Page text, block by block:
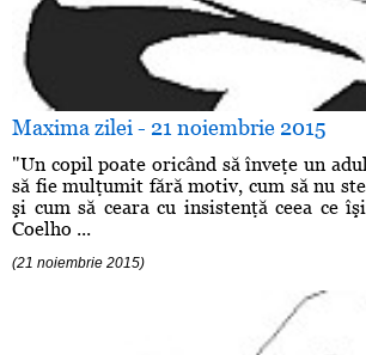
Maxima zilei - 21 noiembrie 2015
"Un copil poate oricând să înveţe un
să fie mulţumit fără motiv, cum să nu
şi cum să ceara cu insistenţă ceea ce
Coelho ...
(21 noiembrie 2015)